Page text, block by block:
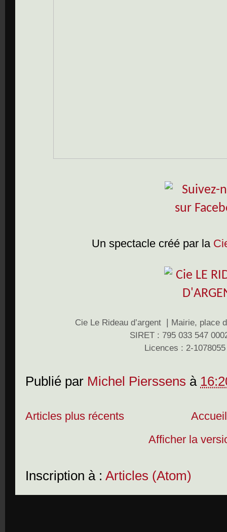
Un spectacle créé par la
Cie Le Rideau d’argent | Mairie, place
SIRET : 795 033 547
Licences : 2-
Publié par Michel Pierssens à
Articles plus récents
Accueil
Afficher la
Inscription à : Articles (Atom)